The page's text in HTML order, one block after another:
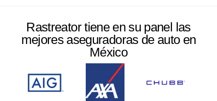
Rastreator tiene en su panel las
mejores aseguradoras de auto en
México